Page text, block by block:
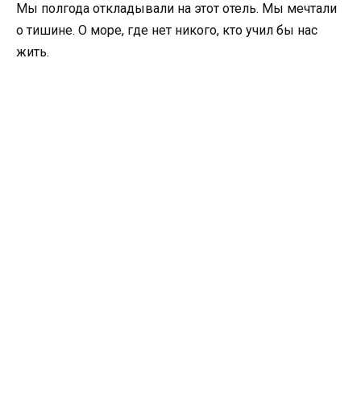
Мы полгода откладывали на этот отель. Мы мечтали
о тишине. О море, где нет никого, кто учил бы нас
жить.